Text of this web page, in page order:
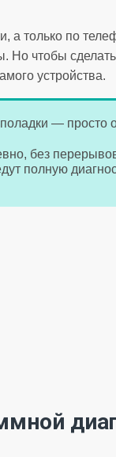
а только по
Но чтобы
устройства.
— просто
без
полную